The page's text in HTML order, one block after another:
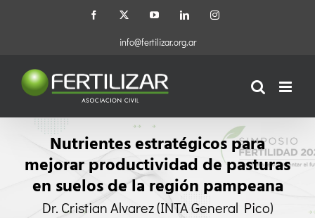
Facebook
X YouTubeLinkedInInstagram
info@fertilizar.org.ar
Nutrientes estratégicos para
mejorar productividad de pasturas
en suelos de la región pampeana
Dr. Cristian Alvarez (INTA General Pico)